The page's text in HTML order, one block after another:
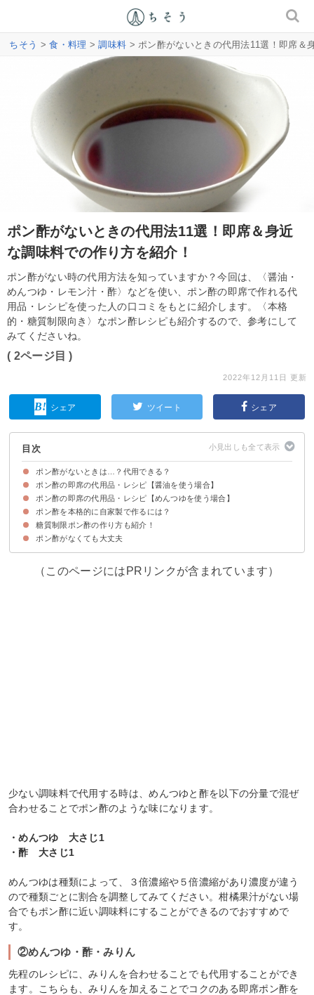
ちそう >食・料理 >調味料 > ポン酢がないときの代用法11選！即席＆
ポン酢がないときの代用法11選！即席＆身近
な調味料での作り方を紹介！
ポン酢がない時の代用方法を知っていますか？今回は、〈醤油・
めんつゆ・レモン汁・酢〉などを使い、ポン酢の即席で作れる代
用品・レシピを使った人の口コミをもとに紹介します。〈本格
的・糖質制限向き〉なポン酢レシピも紹介するので、参考にして
みてくださいね。
( 2ページ目 )
2022年12月11日 更新
シェア ツイート シェア
目次
ポン酢がないときは…？代用できる？
ポン酢の即席の代用品・レシピ【醤油を使う場合】
①醤油・酢
②醤油・酢・みりん
③醤油・レモン汁・酢
④醤油・レモン汁
⑤醤油・レモン汁・みりん・酒
ポン酢の即席の代用品・レシピ【めんつゆを使う場合】
①めんつゆ・酢
②めんつゆ・酢・みりん
③めんつゆ・酢・レモン汁
④めんつゆ・みりん・レモン汁
ポン酢を本格的に自家製で作るには？
材料
手順・方法
糖質制限ポン酢の作り方も紹介！
材料
手順・方法
ポン酢がなくても大丈夫
（このページにはPRリンクが含まれています）
少ない調味料で代用する時は、めんつゆと酢を以下の分量で混ぜ
合わせることでポン酢のような味になります。
・めんつゆ 大さじ1
・酢 大さじ1
めんつゆは種類によって、３倍濃縮や５倍濃縮があり濃度が違う
ので種類ごとに割合を調整してみてください。柑橘果汁がない場
合でもポン酢に近い調味料にすることができるのでおすすめで
す。
②めんつゆ・酢・みりん
先程のレシピに、みりんを合わせることでも代用することができ
ます。こちらも、みりんを加えることでコクのある即席ポン酢を